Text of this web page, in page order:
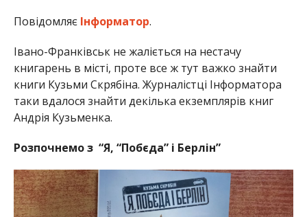
Повідомляє Інформатор.
Івано-Франківськ не жаліється на нестачу
книгарень в місті, проте все ж тут важко знайти
книги Кузьми Скрябіна. Журналістці Інформатора
таки вдалося знайти декілька екземплярів книг
Андрія Кузьменка.
Розпочнемо з “Я, “Побєда” і Берлін”